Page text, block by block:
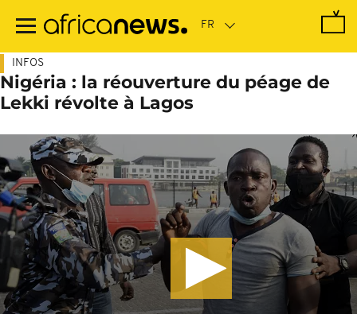
contenu
INFOS
Nigéria : la réouverture du péage de
Lekki révolte à Lagos